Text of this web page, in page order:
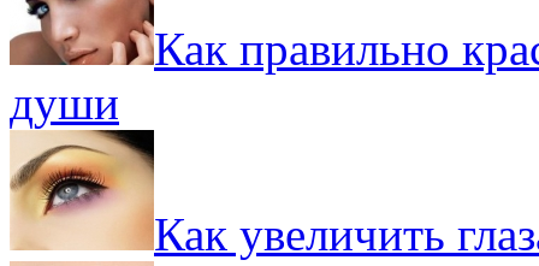
Как правильно
души
Как увеличить